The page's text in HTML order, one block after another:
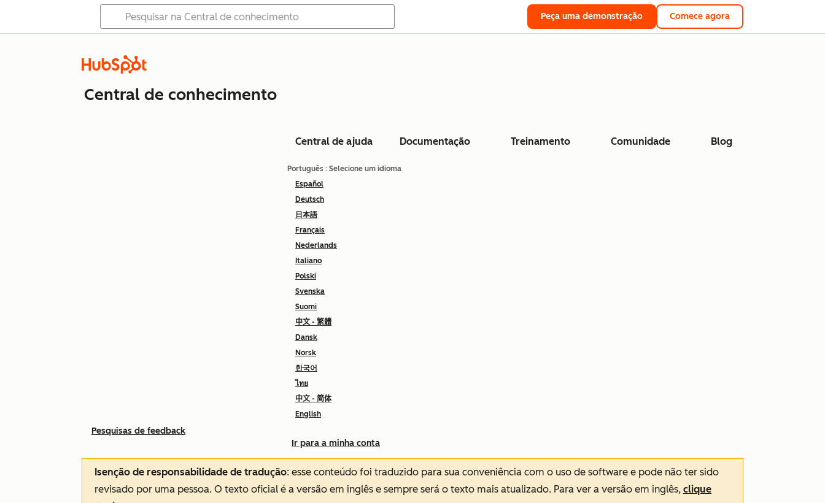
Peça uma demonstração Comece agora
Central de conhecimento
Central de ajuda Documentação Treinamento Comunidade Blog
Português : Selecione um idioma
Español
Deutsch
日本語
Français
Nederlands
Italiano
Polski
Svenska
Suomi
中文 - 繁體
Dansk
Norsk
한국어
ไทย
中文 - 简体
English
Ir para a minha conta
Pesquisas de feedback
Isenção de responsabilidade de tradução: esse conteúdo foi traduzido para sua conveniência com o uso de software e pode não ter sido
revisado por uma pessoa. O texto oficial é a versão em inglês e sempre será o texto mais atualizado. Para ver a versão em inglês, clique